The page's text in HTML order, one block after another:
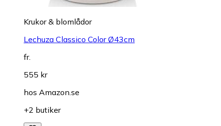
Krukor & blomlådor
Lechuza Classico Color Ø43cm
fr.
555 kr
hos Amazon.se
+2 butiker